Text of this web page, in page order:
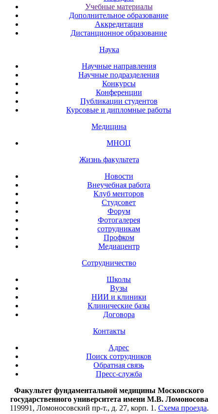
Учебные материалы
Дополнительное образование
Аккредитация
Дистанционное образование
Наука
Научные направления
Научные подразделения
Конкурсы
Конференции
Публикации студентов
Курсовые и дипломные работы
Медицина
МНОЦ
Жизнь факультета
Новости
Внеучебная работа
Клуб менторов
Студсовет
Форум
Фотогалерея
сотрудникам
Профком
Медиацентр
Сотрудничество
Школы
Вузы
НИИ и клиники
Клинические базы
Договора
Контакты
Адрес
Поиск сотрудников
Обратная связь
Пресс-служба
Факультет фундаментальной медицины Московского
государственного университета имени М.В. Ломоносова
119991, Ломоносовский пр-т., д. 27, корп. 1. Схема проезда.